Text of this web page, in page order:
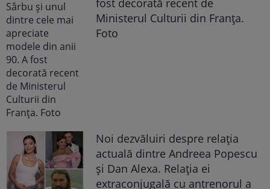
Ministerul Culturii din Franța.
Foto
Noi dezvăluiri despre relația
actuală dintre Andreea Popescu
și Dan Alexa. Relația ei
extraconjugală cu antrenorul a